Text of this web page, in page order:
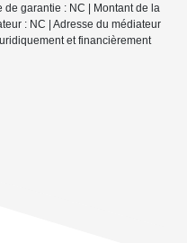
de garantie : NC | Montant de la
: NC | Adresse du médiateur
et financièrement